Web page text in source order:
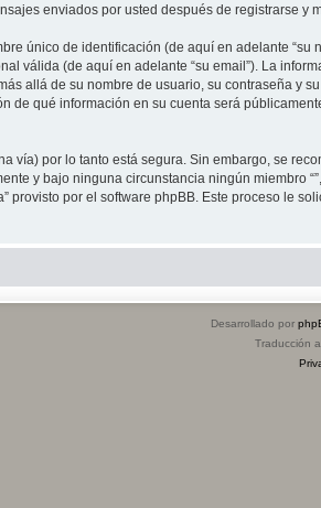
enviados por usted después de registrarse
único de identificación (de aquí en adelante
válida (de aquí en adelante “su email”). La
allá de su nombre de usuario, su contraseña y
de qué información en su cuenta será
vía) por lo tanto está segura. Sin embargo, se
y bajo ninguna circunstancia ningún miembro
provisto por el software phpBB. Este proceso le
Desarrollado por
Traducción